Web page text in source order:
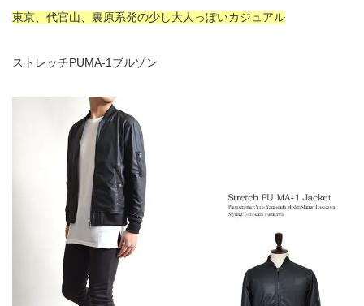
東京、代官山、裏原系発の少し大人っぽいカジュアル
ストレッチPUMA-1ブルゾン